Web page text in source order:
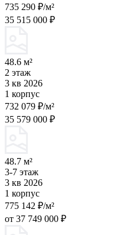
735 290 ₽/м²
35 515 000 ₽
48.6 м²
2 этаж
3 кв 2026
1 корпус
732 079 ₽/м²
35 579 000 ₽
48.7 м²
3-7 этаж
3 кв 2026
1 корпус
775 142 ₽/м²
от 37 749 000 ₽